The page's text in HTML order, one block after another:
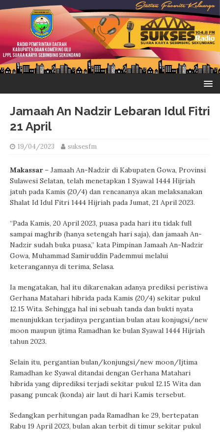
Jamaah An Nadzir Lebaran Idul Fitri
21 April
19/04/2023 suksesfm
Makassar– Jamaah An-Nadzir di Kabupaten Gowa, Provinsi
Sulawesi Selatan, telah menetapkan 1 Syawal 1444 Hijriah
jatuh pada Kamis (20/4) dan rencananya akan melaksanakan
Shalat Id Idul Fitri 1444 Hijriah pada Jumat, 21 April 2023.
“Pada Kamis, 20 April 2023, puasa pada hari itu tidak full
sampai maghrib (hanya setengah hari saja), dan jamaah An-
Nadzir sudah buka puasa,” kata Pimpinan Jamaah An-Nadzir
Gowa, Muhammad Samiruddin Pademmui melalui
keterangannya di terima, Selasa.
Ia mengatakan, hal itu dikarenakan adanya prediksi peristiwa
Gerhana Matahari hibrida pada Kamis (20/4) sekitar pukul
12.15 Wita. Sehingga hal ini sebuah tanda dan bukti nyata
menunjukkan terjadinya pergantian bulan atau konjugsi/new
moon maupun ijtima Ramadhan ke bulan Syawal 1444 Hijriah
tahun 2023.
Selain itu, pergantian bulan/konjungsi/new moon/Ijtima
Ramadhan ke Syawal ditandai dengan Gerhana Matahari
hibrida yang diprediksi terjadi sekitar pukul 12.15 Wita dan
pasang puncak (konda) air laut di hari Kamis tersebut.
Sedangkan perhitungan pada Ramadhan ke 29, bertepatan
Rabu 19 April 2023, bulan akan terbit di timur sekitar pukul